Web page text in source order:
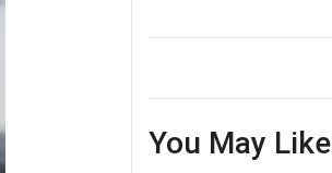
You May Like